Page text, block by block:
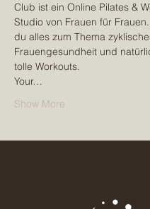
Club ist ein Online Pilates &
Studio von Frauen für
du alles zum Thema
Frauengesundheit und
tolle Workouts.
Your…
Show More